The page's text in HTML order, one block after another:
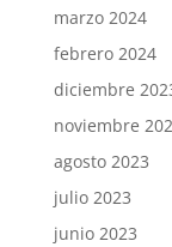
marzo 2024
febrero 2024
diciembre
noviembre
agosto 2023
julio 2023
junio 2023